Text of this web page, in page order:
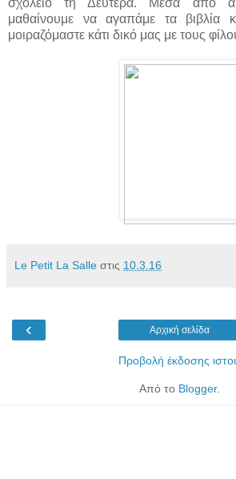
μαθαίνουμε να αγαπάμε τα
μοιραζόμαστε κάτι δικό μας με τους
Le Petit La Salle στις 10.3.16
‹ Αρχική σελίδα
Προβολή έκδοσης
Από το Blogger.